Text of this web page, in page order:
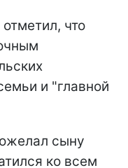
что
и "главной
сыну
ко всем